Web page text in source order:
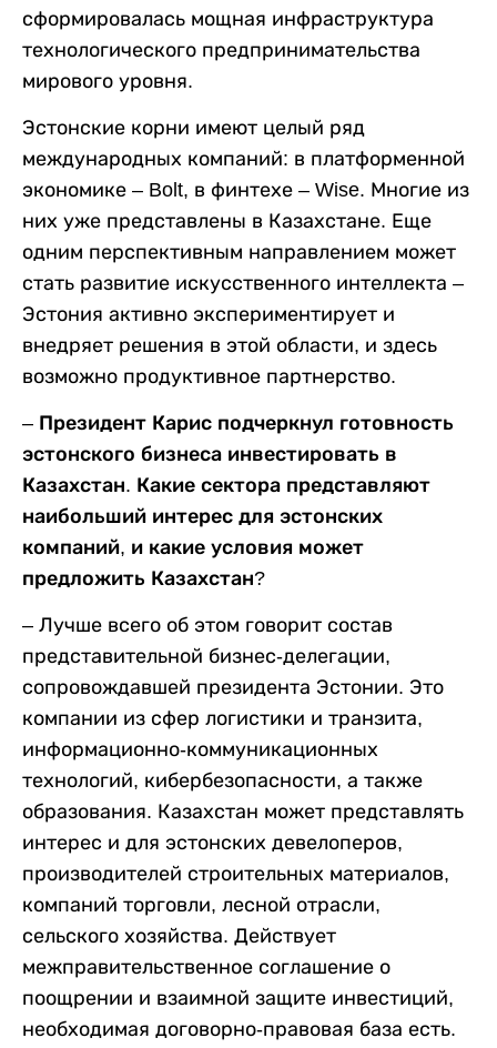
сформировалась мощная инфраструктура
технологического предпринимательства
мирового уровня.
Эстонские корни имеют целый ряд
международных компаний: в платформенной
экономике – Bolt, в финтехе – Wise. Многие из
них уже представлены в Казахстане. Еще
одним перспективным направлением может
стать развитие искусственного интеллекта –
Эстония активно экспериментирует и
внедряет решения в этой области, и здесь
возможно продуктивное партнерство.
– Президент Карис подчеркнул готовность
эстонского бизнеса инвестировать в
Казахстан. Какие сектора представляют
наибольший интерес для эстонских
компаний, и какие условия может
предложить Казахстан?
– Лучше всего об этом говорит состав
представительной бизнес-делегации,
сопровождавшей президента Эстонии. Это
компании из сфер логистики и транзита,
информационно-коммуникационных
технологий, кибербезопасности, а также
образования. Казахстан может представлять
интерес и для эстонских девелоперов,
производителей строительных материалов,
компаний торговли, лесной отрасли,
сельского хозяйства. Действует
межправительственное соглашение о
поощрении и взаимной защите инвестиций,
необходимая договорно-правовая база есть.